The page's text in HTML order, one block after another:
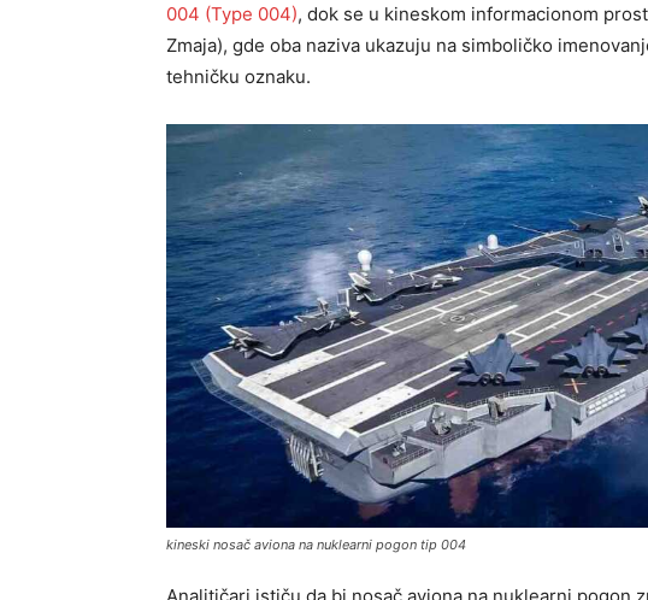
004 (Type 004), dok se u kineskom informacionom
Zmaja), gde oba naziva ukazuju na simboličko
tehničku oznaku.
kineski nosač aviona na nuklearni pogon tip 004